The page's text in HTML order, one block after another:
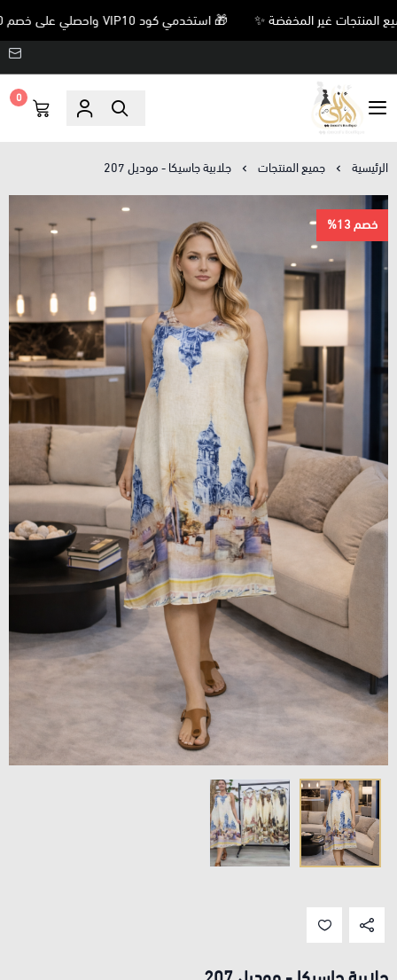
🎁 استخدمي كود VIP10 واحصلي على خصم 10% على جميع المنتجات غير المخفضة ✨
Amani’s Boutique
0
الرئيسية جميع المنتجات جلابية جاسيكا - موديل 207
خصم 13%